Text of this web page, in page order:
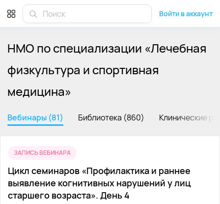
Войти в аккаунт
НМО по специализации «Лечебная
физкультура и спортивная
медицина»
Bебинары (81) Библиотека (860) Клинические
ЗАПИСЬ ВЕБИНАРА
Цикл семинаров «Профилактика и раннее
выявление когнитивных нарушений у лиц
старшего возраста». День 4